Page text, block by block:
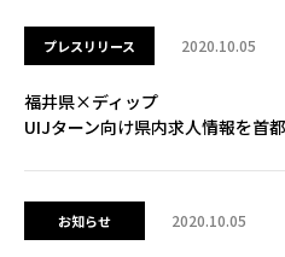
プレスリリース 2020.10.05
福井県×ディップ
UIJターン向け県内求人情報を首
お知らせ 2020.10.05